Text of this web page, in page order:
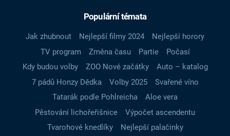
Populární témata
Jak zhubnout Nejlepší filmy 2024
Nejlepší horory
TV program
Změna času Partie
Počasí
Kdy budou volby
ZOO Nové začátky
Auto – katalog
7 pádů Honzy Dědka
Volby 2025
Svařené víno
Tatarák podle Pohlreicha
Aloe vera
Pěstování lichořeřišnice
Výpočet ascendentu
Tvarohové knedlíky
Nejlepší palačinky